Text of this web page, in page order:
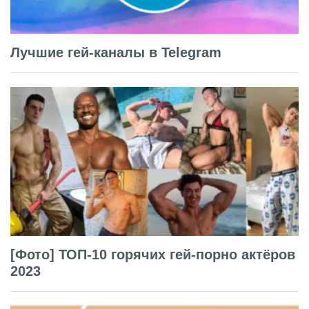
Лучшие гей-каналы в Telegram
[Фото] ТОП-10 горячих гей-порно актёров
2023